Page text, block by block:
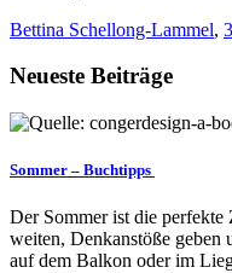
Bettina Schellong-Lammel,
Neueste Beiträge
Sommer – Buchtipps
Der Sommer ist die
weiten, Denkanstöße geben
auf dem Balkon oder im